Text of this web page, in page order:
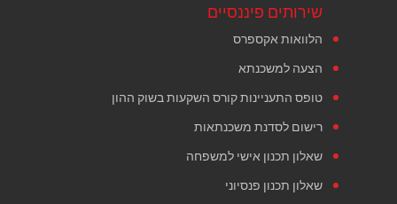
שירותים פיננסיים
הלוואות אקספרס
הצעה למשכנתא
טופס התעניינות קורס השקעות בשוק ההון
רישום לסדנת משכנתאות
שאלון תכנון אישי למשפחה
שאלון תכנון פנסיוני